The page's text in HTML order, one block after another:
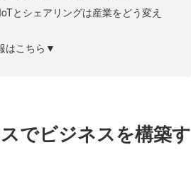
とシェアリングは産業をどう変え
はこちら▼
でビジネスを構築す